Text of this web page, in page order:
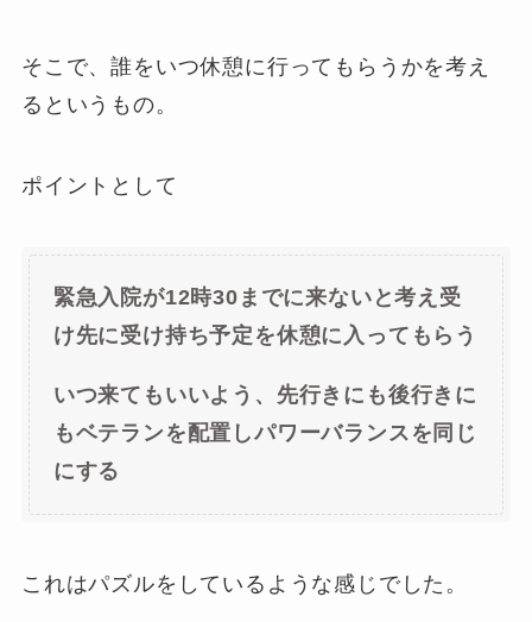
そこで、誰をいつ休憩に行ってもらうかを考え
るというもの。
ポイントとして
緊急入院が12時30までに来ないと考え受
け先に受け持ち予定を休憩に入ってもらう
いつ来てもいいよう、先行きにも後行きに
もベテランを配置しパワーバランスを同じ
にする
これはパズルをしているような感じでした。